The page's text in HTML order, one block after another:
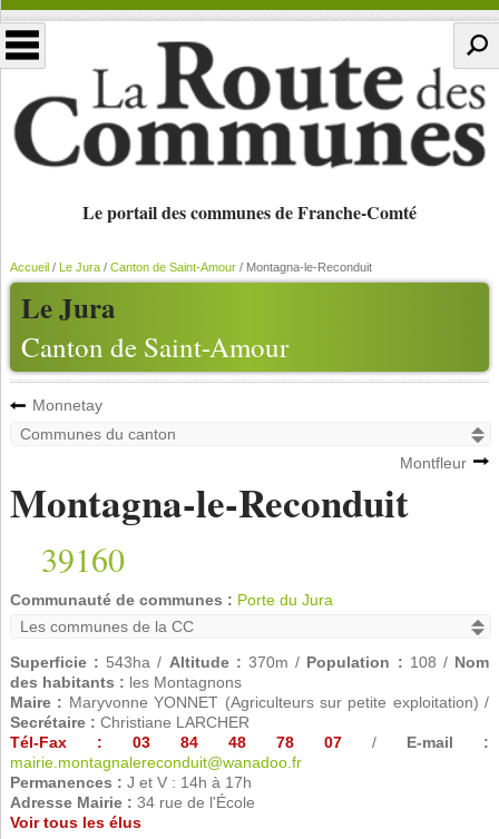
Le portail des communes de Franche-Comté
Le Jura
Canton de Saint-Amour
Accueil/ Le Jura/ Canton de Saint-Amour/ Montagna-le-Reconduit
Monnetay
Montfleur
Montagna-le-Reconduit
39160
Communauté de communes : Porte du Jura
Superficie : 543ha / Altitude : 370m / Population : 108 / Nom
des habitants : les Montagnons
Maire : Maryvonne YONNET (Agriculteurs sur petite exploitation) /
Secrétaire : Christiane LARCHER
Tél-Fax : 03 84 48 78 07 / E-mail :
mairie.montagnalereconduit@wanadoo.fr
Permanences : J et V : 14h à 17h
Adresse Mairie : 34 rue de l'École
Voir tous les élus